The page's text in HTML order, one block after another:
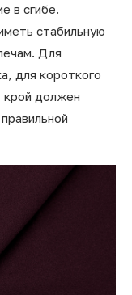
в сгибе.
стабильную
Для
для короткого
крой должен